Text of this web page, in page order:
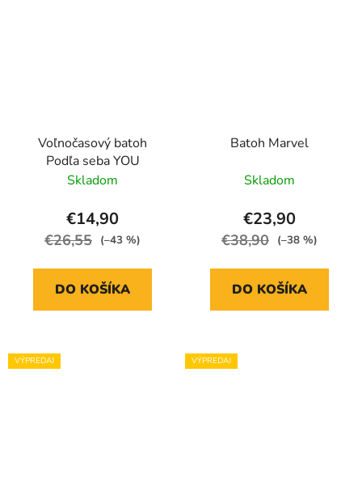
Voľnočasový batoh
Podľa seba YOU
Skladom
€14,90
€26,55 (–43 %)
DO KOŠÍKA
Batoh Marvel
Skladom
€23,90
€38,90 (–38 %)
DO KOŠÍKA
VÝPREDAJ VÝPREDAJ